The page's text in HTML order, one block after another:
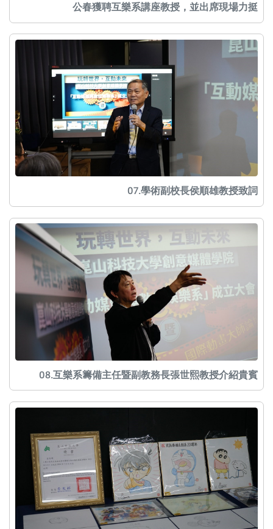
公春獲聘互樂系講座教授，並出席現場力挺
07.學術副校長侯順雄教授致詞
08.互樂系籌備主任暨副教務長張世熙教授介紹貴賓